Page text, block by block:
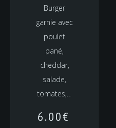
Burger
garnie avec
poulet
pané,
cheddar,
salade,
tomates,…
6.00€